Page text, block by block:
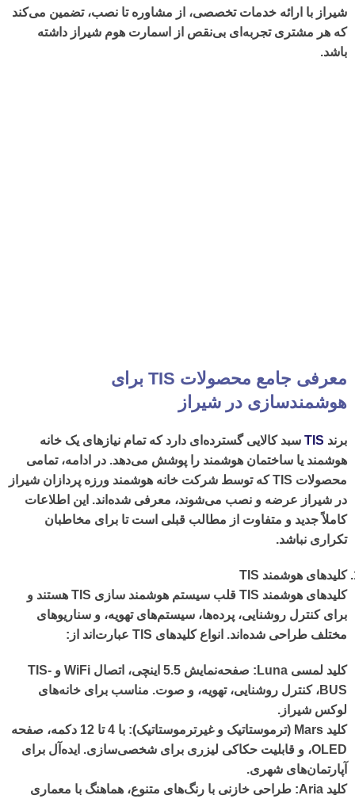
شیراز با ارائه خدمات تخصصی، از مشاوره تا نصب، تضمین می‌کند
که هر مشتری تجربه‌ای بی‌نقص از
اسمارت هوم شیراز داشته
باشد.
معرفی جامع محصولات TIS برای
هوشمندسازی در شیراز
برند TIS سبد کالایی گسترده‌ای دارد که تمام نیازهای یک خانه
هوشمند یا ساختمان هوشمند را پوشش می‌دهد. در ادامه، تمامی
محصولات TIS که توسط
شرکت خانه هوشمند ورزه پردازان شیراز
در شیراز عرضه و نصب می‌شوند، معرفی شده‌اند. این اطلاعات
کاملاً جدید و متفاوت از مطالب قبلی است تا برای مخاطبان
تکراری نباشد.
کلیدهای هوشمند
کلیدهای هوشمند TIS قلب سیستم
هوشمند سازی
هستند و
برای کنترل روشنایی، پرده‌ها، سیستم‌های تهویه، و سناریوهای
مختلف طراحی شده‌اند. انواع کلیدهای TIS عبارت‌اند از:
کلید لمسی
: صفحه‌نمایش 5.5 اینچی، اتصال WiFi و TIS-
BUS، کنترل روشنایی، تهویه، و صوت. مناسب برای خانه‌های
لوکس شیراز.
کلید
ترموستاتیک و غیرترموستاتیک)
: با 4 تا 12 دکمه، صفحه
OLED، و قابلیت حکاکی لیزری برای شخصی‌سازی. ایده‌آل برای
آپارتمان‌های شهری.
کلید
: طراحی خازنی با رنگ‌های متنوع، هماهنگ با معماری